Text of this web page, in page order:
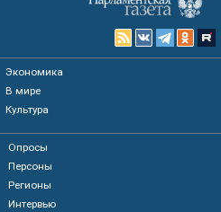
Экономика
В мире
Культура
Опросы
Персоны
Регионы
Интервью